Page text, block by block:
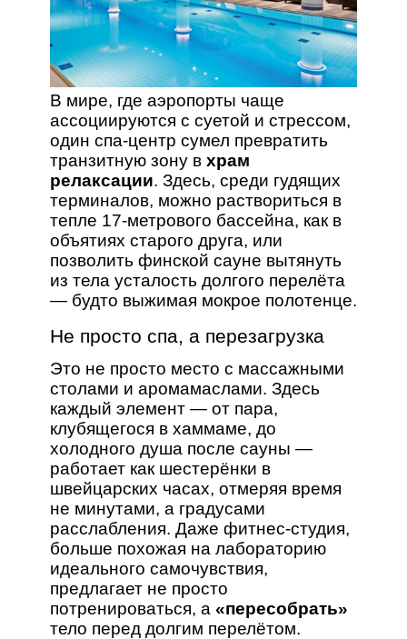
В мире, где аэропорты чаще
ассоциируются с суетой и стрессом,
один спа-центр сумел превратить
транзитную зону в храм
релаксации. Здесь, среди гудящих
терминалов, можно раствориться в
тепле 17-метрового бассейна, как в
объятиях старого друга, или
позволить финской сауне вытянуть
из тела усталость долгого перелёта
— будто выжимая мокрое полотенце.
Не просто спа, а перезагрузка
Это не просто место с массажными
столами и аромамаслами. Здесь
каждый элемент — от пара,
клубящегося в хаммаме, до
холодного душа после сауны —
работает как шестерёнки в
швейцарских часах, отмеряя время
не минутами, а градусами
расслабления. Даже фитнес-студия,
больше похожая на лабораторию
идеального самочувствия,
предлагает не просто
потренироваться, а «пересобрать»
тело перед долгим перелётом.